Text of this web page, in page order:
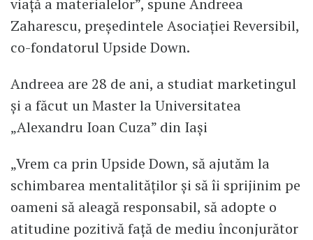
viață a materialelor”, spune Andreea
Zaharescu, președintele Asociației Reversibil,
co-fondatorul Upside Down.
Andreea are 28 de ani, a studiat marketingul
și a făcut un Master la Universitatea
„Alexandru Ioan Cuza” din Iași
„Vrem ca prin Upside Down, să ajutăm la
schimbarea mentalităților și să îi sprijinim pe
oameni să aleagă responsabil, să adopte o
atitudine pozitivă față de mediu înconjurător